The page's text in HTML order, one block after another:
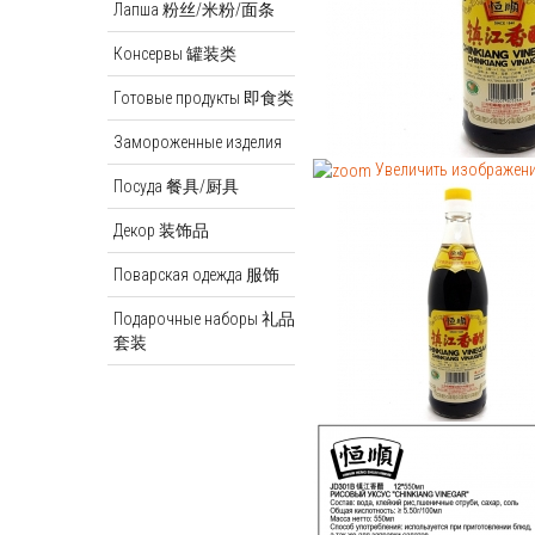
Лапша 粉丝/米粉/面条
Консервы 罐装类
Готовые продукты 即食类
Замороженные изделия
Посуда 餐具/厨具
Декор 装饰品
Поварская одежда 服饰
Подарочные наборы 礼品
套装
Увеличить